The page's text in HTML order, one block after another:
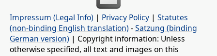
Impressum (Legal Info) | Privacy Policy | Statutes
(non-binding English translation) -Satzung (binding
German version) | Copyright information: Unless
otherwise specified, all text and images on this